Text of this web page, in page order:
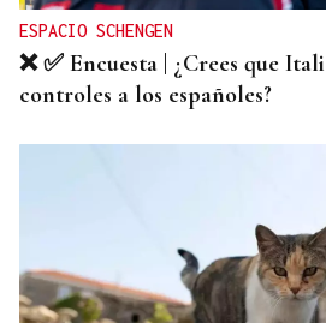
ESPACIO SCHENGEN
❌ ✅ Encuesta | ¿Crees que
controles a los españoles?